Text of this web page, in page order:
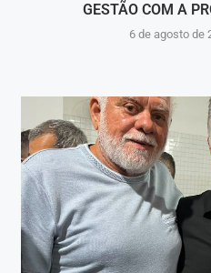
GESTÃO COM A
6 de agosto de